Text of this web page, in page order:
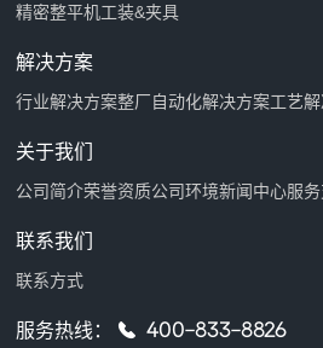
精密整平机工装&夹具
解决方案
行业解决方案整厂自动化解决方案工艺
关于我们
公司简介荣誉资质公司环境新闻中心服
联系我们
联系方式
服务热线： 400-833-8826